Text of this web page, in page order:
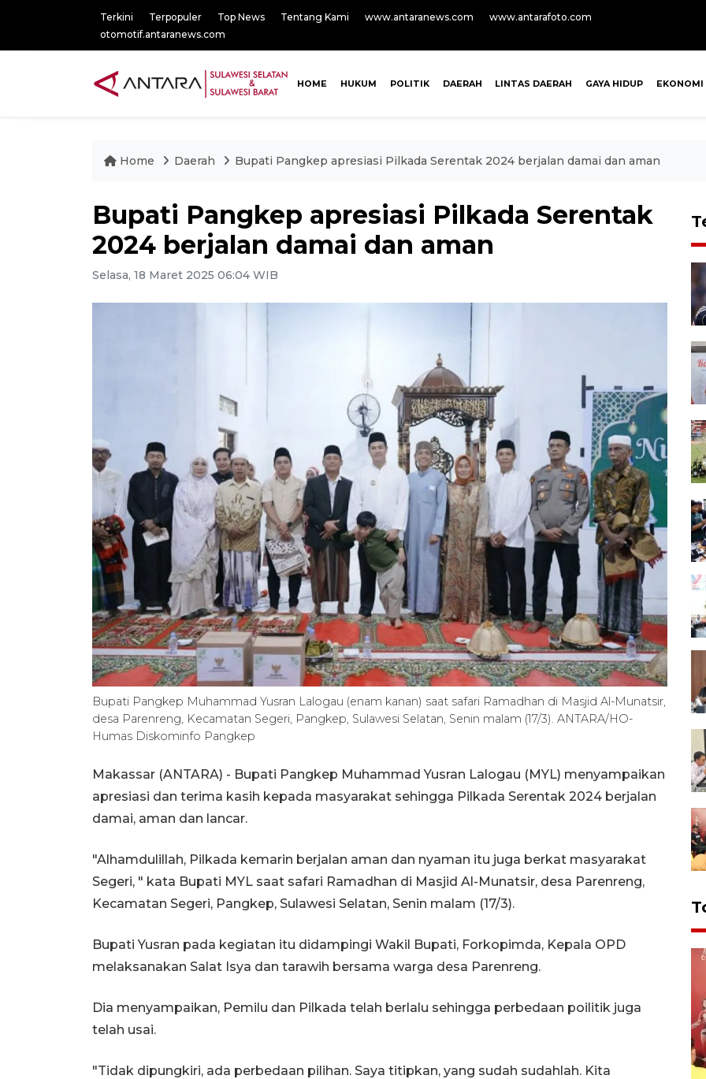
Terkini Terpopuler Top News Tentang Kami www.antaranews.com
www.antarafoto.com
otomotif.antaranews.com
HOME HUKUM POLITIK DAERAH LINTAS DAERAH GAYA HIDUP EKONOMI
Home Daerah Bupati Pangkep apresiasi Pilkada Serentak 2024 berjalan damai dan aman
Bupati Pangkep apresiasi Pilkada Serentak
2024 berjalan damai dan aman
Selasa, 18 Maret 2025 06:04 WIB
Bupati Pangkep Muhammad Yusran Lalogau (enam kanan) saat safari Ramadhan di Masjid Al-Munatsir,
desa Parenreng, Kecamatan Segeri, Pangkep, Sulawesi Selatan, Senin malam (17/3). ANTARA/HO-
Humas Diskominfo Pangkep
Makassar (ANTARA) - Bupati Pangkep Muhammad Yusran Lalogau (MYL) menyampaikan
apresiasi dan terima kasih kepada masyarakat sehingga Pilkada Serentak 2024 berjalan
damai, aman dan lancar.
"Alhamdulillah, Pilkada kemarin berjalan aman dan nyaman itu juga berkat masyarakat
Segeri, " kata Bupati MYL saat safari Ramadhan di Masjid Al-Munatsir, desa Parenreng,
Kecamatan Segeri, Pangkep, Sulawesi Selatan, Senin malam (17/3).
Bupati Yusran pada kegiatan itu didampingi Wakil Bupati, Forkopimda, Kepala OPD
melaksanakan Salat Isya dan tarawih bersama warga desa Parenreng.
Dia menyampaikan, Pemilu dan Pilkada telah berlalu sehingga perbedaan poilitik juga
telah usai.
"Tidak dipungkiri, ada perbedaan pilihan. Saya titipkan, yang sudah sudahlah. Kita